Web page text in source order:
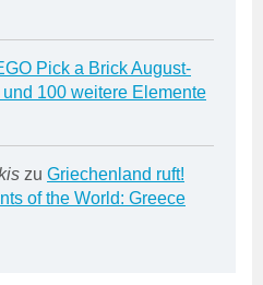
Pick a Brick August-
100 weitere Elemente
zu Griechenland ruft!
of the World: Greece